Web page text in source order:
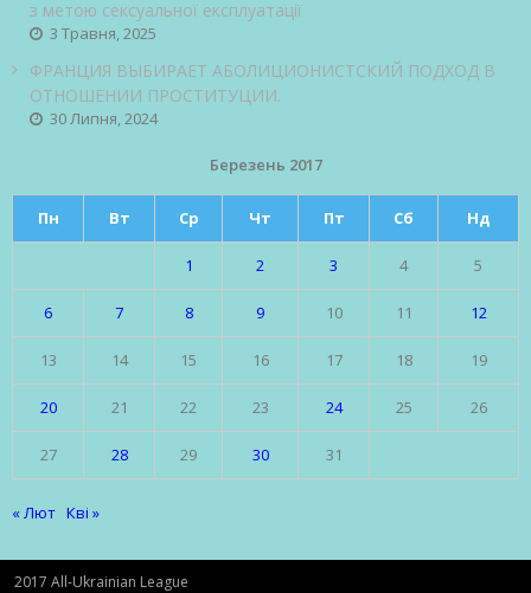
з метою сексуальної експлуатації
3 Травня, 2025
ФРАНЦИЯ ВЫБИРАЕТ АБОЛИЦИОНИСТСКИЙ ПОДХОД В
ОТНОШЕНИИ ПРОСТИТУЦИИ.
30 Липня, 2024
Березень 2017
Пн Вт Ср Чт Пт Сб Нд
1 2 3 4 5
6 7 8 9 10 11 12
13 14 15 16 17 18 19
20 21 22 23 24 25 26
27 28 29 30 31
« Лют Кві »
2017 All-Ukrainian League